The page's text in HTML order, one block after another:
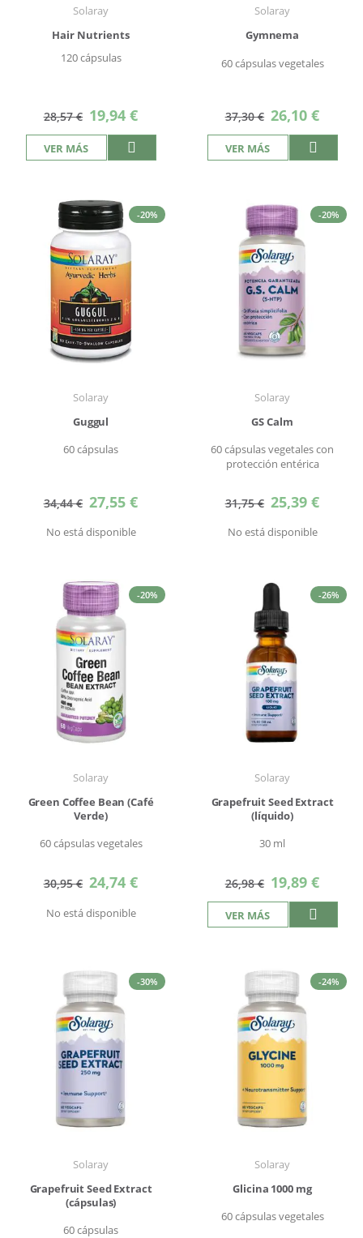
Solaray
Hair Nutrients
120 cápsulas
28,57 € Precio
especial
19,94 €
VER MÁS
Solaray
Gymnema
60 cápsulas vegetales
37,30 € Precio
especial
26,10 €
VER MÁS
-20%
Solaray
Guggul
60 cápsulas
34,44 € Precio
especial
27,55 €
No está disponible
-20%
Solaray
GS Calm
60 cápsulas vegetales con
protección entérica
31,75 € Precio
especial
25,39 €
No está disponible
-20%
Solaray
Green Coffee Bean (Café
Verde)
60 cápsulas vegetales
30,95 € Precio
especial
24,74 €
No está disponible
-26%
Solaray
Grapefruit Seed Extract
(líquido)
30 ml
26,98 € Precio
especial
19,89 €
VER MÁS
-30%
Solaray
Grapefruit Seed Extract
(cápsulas)
60 cápsulas
-24%
Solaray
Glicina 1000 mg
60 cápsulas vegetales